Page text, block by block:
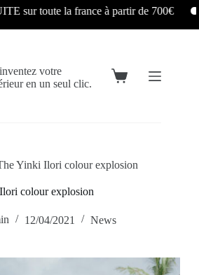
toute la france à partir de 700€
votre
en un seul clic.
Yinki Ilori colour explosion
colour explosion
12/04/2021 News